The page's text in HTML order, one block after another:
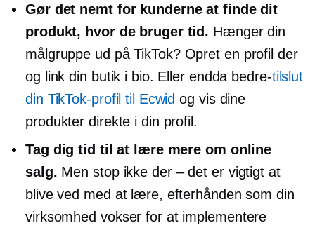
Gør det nemt for kunderne at finde dit
produkt, hvor de bruger tid. Hænger din
målgruppe ud på TikTok? Opret en profil der
og link din butik i bio. Eller endda bedre-tilslut
din TikTok-profil til Ecwid og vis dine
produkter direkte i din profil.
Tag dig tid til at lære mere om online
salg. Men stop ikke der – det ervigtigt at
blive ved med at lære, efterhånden som din
virksomhed vokser for at implementere